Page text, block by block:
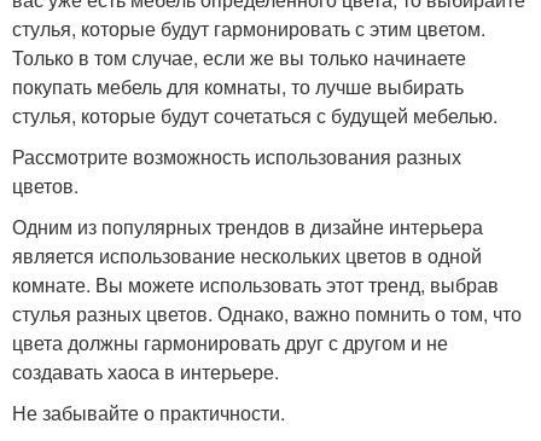
стулья, которые будут гармонировать с этим цветом.
Только в том случае, если же вы только начинаете
покупать мебель для комнаты, то лучше выбирать
стулья, которые будут сочетаться с будущей мебелью.
Рассмотрите возможность использования разных
цветов.
Одним из популярных трендов в дизайне интерьера
является использование нескольких цветов в одной
комнате. Вы можете использовать этот тренд, выбрав
стулья разных цветов. Однако, важно помнить о том, что
цвета должны гармонировать друг с другом и не
создавать хаоса в интерьере.
Не забывайте о практичности.